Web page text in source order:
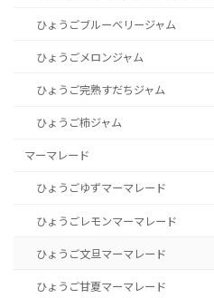
ひょうごブルーベリージャム
ひょうごメロンジャム
ひょうご完熟すだちジャム
ひょうご柿ジャム
マーマレード
ひょうごゆずマーマレード
ひょうごレモンマーマレード
ひょうご文旦マーマレード
ひょうご甘夏マーマレード